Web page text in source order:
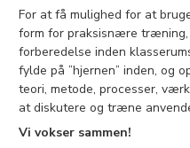
For at få mulighed for at
form for praksisnære
forberedelse inden
fylde på ”hjernen” inden, og
teori, metode, processer,
at diskutere og træne
Vi vokser sammen!